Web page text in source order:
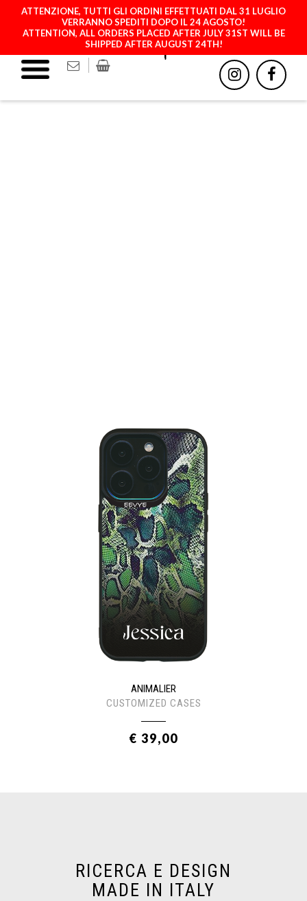
ATTENZIONE, TUTTI GLI ORDINI EFFETTUATI DAL 31 LUGLIO
VERRANNO SPEDITI DOPO IL 24 AGOSTO!
ATTENTION, ALL ORDERS PLACED AFTER JULY 31ST WILL BE
SHIPPED AFTER AUGUST 24TH!
ANIMALIER
CUSTOMIZED CASES
€ 39,00
RICERCA E DESIGN
MADE IN ITALY